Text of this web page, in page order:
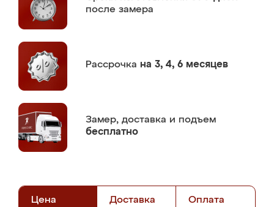
после замера
Рассрочка на 3, 4, 6 месяцев
Замер, доставка и подъем
бесплатно
Цена Доставка Оплата